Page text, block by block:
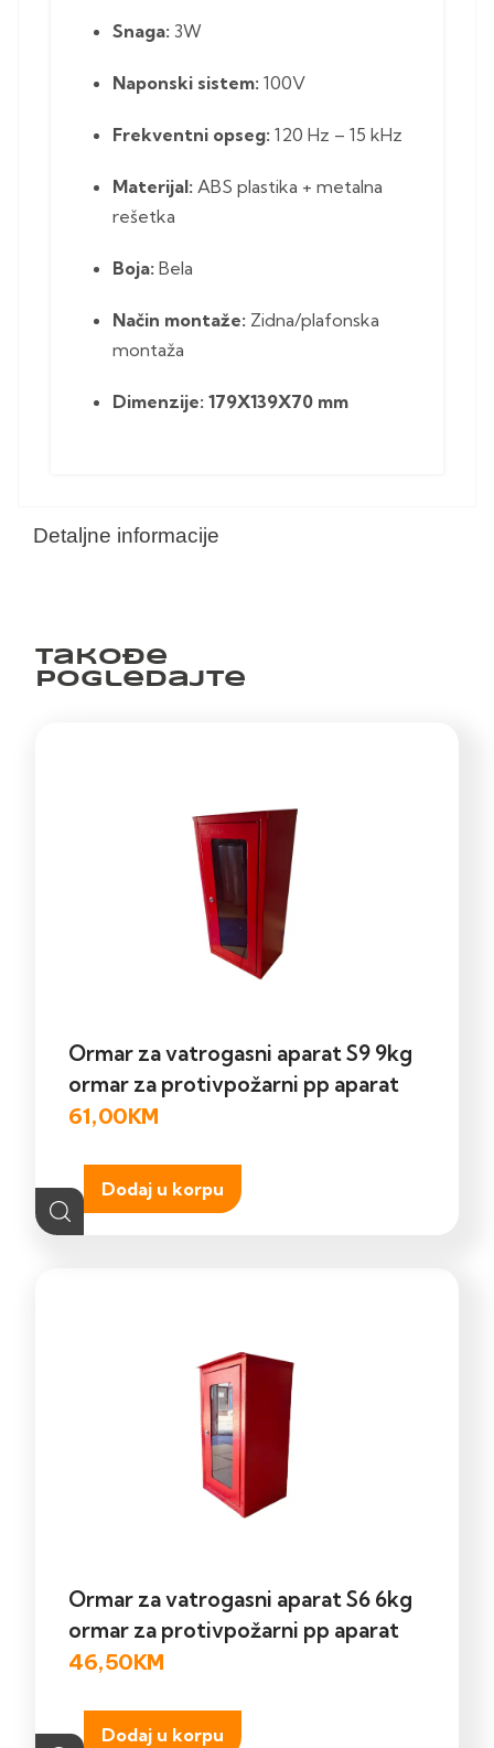
Detaljne informacije
Snaga: 3W
Naponski sistem: 100V
Frekventni opseg: 120 Hz – 15 kHz
Materijal: ABS plastika + metalna
rešetka
Boja: Bela
Način montaže: Zidna/plafonska
montaža
Dimenzije: 179X139X70 mm
Takođe
pogledajte
Ormar za vatrogasni aparat S9 9kg
ormar za protivpožarni pp aparat
61,00KM
Dodaj u korpu
Ormar za vatrogasni aparat S6 6kg
ormar za protivpožarni pp aparat
46,50KM
Dodaj u korpu